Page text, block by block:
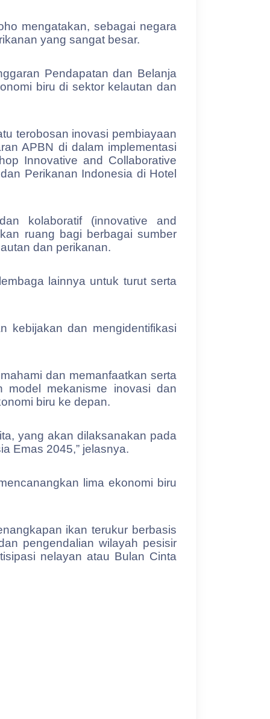
mengatakan, sebagai negara
yang sangat besar.
Pendapatan dan Belanja
biru di sektor kelautan dan
terobosan inovasi pembiayaan
APBN di dalam implementasi
Innovative and Collaborative
Perikanan Indonesia di Hotel
kolaboratif (innovative and
ruang bagi berbagai sumber
dan perikanan.
lainnya untuk turut serta
kebijakan dan mengidentifikasi
dan memanfaatkan serta
model mekanisme inovasi dan
biru ke depan.
yang akan dilaksanakan pada
Emas 2045,” jelasnya.
lima ekonomi biru
ikan terukur berbasis
pengendalian wilayah pesisir
nelayan atau Bulan Cinta